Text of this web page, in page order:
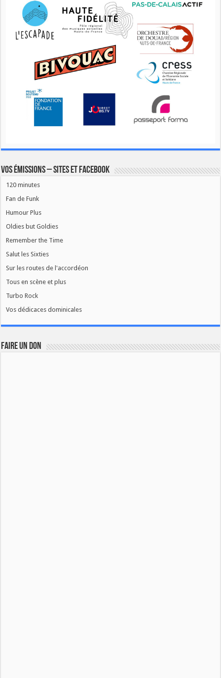
Vos émissions – Sites et Facebook
120 minutes
Fan de Funk
Humour Plus
Oldies but Goldies
Remember the Time
Salut les Sixties
Sur les routes de l'accordéon
Tous en scène et plus
Turbo Rock
Vos dédicaces dominicales
FAIRE UN DON